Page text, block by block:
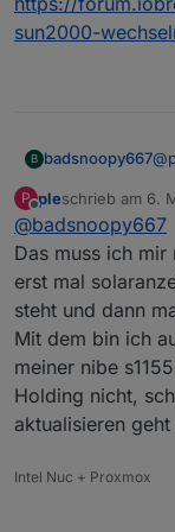
sun2000-
B badsnoopy667@
P
Offline
pleschrieb am 6.
zuletzt editiert
@badsnoopy667
Das muss ich
erst mal
steht und dann
Mit dem bin ich
meiner nibe
Holding nicht,
aktualisieren geht
Intel Nuc + Proxmox